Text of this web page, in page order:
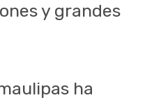
y grandes
ha